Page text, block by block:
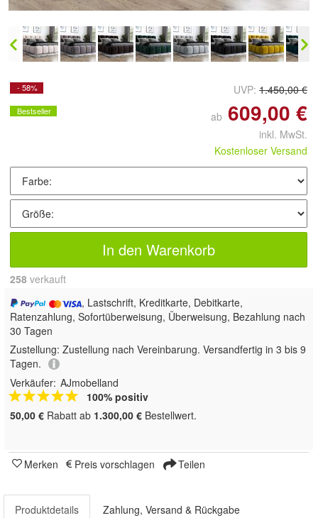
- 58% UVP: 1.450,00 €
Bestseller ab 609,00 €
inkl. MwSt.
Kostenloser Versand
In den Warenkorb
258 verkauft
, Lastschrift, Kreditkarte, Debitkarte,
Ratenzahlung, Sofortüberweisung, Überweisung, Bezahlung nach
30 Tagen
Zustellung: Zustellung nach Vereinbarung. Versandfertig in 3 bis 9
Tagen.
Verkäufer: AJmobelland
100% positiv
50,00 € Rabatt ab 1.300,00 € Bestellwert.
Merken Preis vorschlagen Teilen
Produktdetails Zahlung, Versand & Rückgabe